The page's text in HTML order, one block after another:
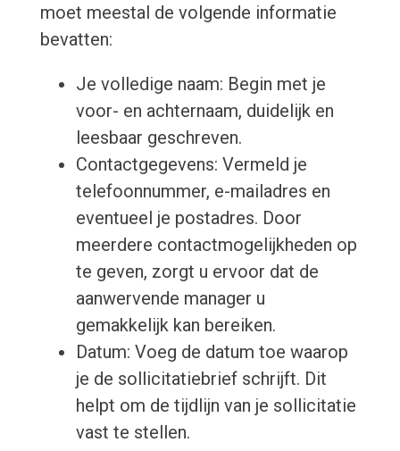
moet meestal de volgende informatie
bevatten:
Je volledige naam: Begin met je
voor- en achternaam, duidelijk en
leesbaar geschreven.
Contactgegevens: Vermeld je
telefoonnummer, e-mailadres en
eventueel je postadres. Door
meerdere contactmogelijkheden op
te geven, zorgt u ervoor dat de
aanwervende manager u
gemakkelijk kan bereiken.
Datum: Voeg de datum toe waarop
je de sollicitatiebrief schrijft. Dit
helpt om de tijdlijn van je sollicitatie
vast te stellen.